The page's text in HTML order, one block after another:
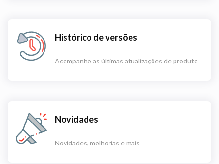
Histórico de versões
Acompanhe as últimas atualizações de produto
Novidades
Novidades, melhorias e mais